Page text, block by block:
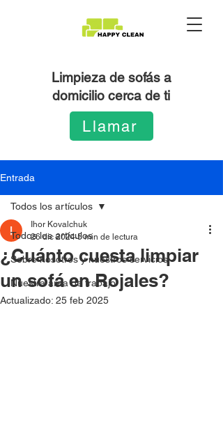
Limpieza de sofás a
domicilio cerca de ti
Llamar
Entrada
Todos los artículos
Sobre nosotros y nuestros servicios
Nuestra área de trabajo
Todos los artículos
¿Cuánto cuesta limpiar
un sofá en Rojales?
Ihor Kovalchuk
26 dic 2024 5 min de lectura
Actualizado: 25 feb 2025